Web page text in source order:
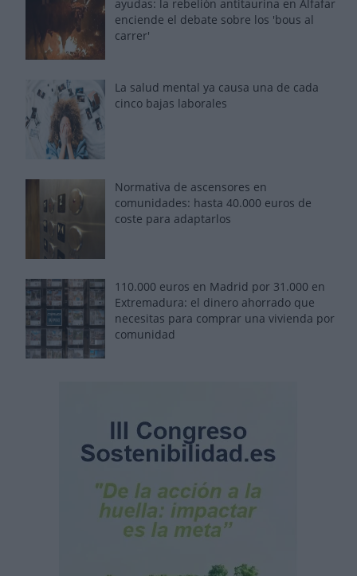
ayudas: la rebelión antitaurina en Alfafar
enciende el debate sobre los 'bous al
carrer'
La salud mental ya causa una de cada
cinco bajas laborales
Normativa de ascensores en
comunidades: hasta 40.000 euros de
coste para adaptarlos
110.000 euros en Madrid por 31.000 en
Extremadura: el dinero ahorrado que
necesitas para comprar una vivienda por
comunidad